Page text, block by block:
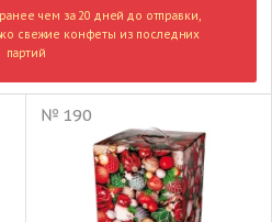
№ 190
чем за 20 дней до отправки,
свежие конфеты из последних
партий